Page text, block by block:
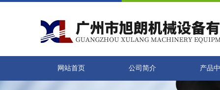
网站首页 公司简介 产品